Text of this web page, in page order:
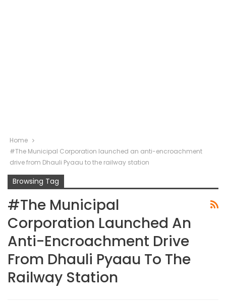
Home
#The Municipal Corporation launched an anti-encroachment
drive from Dhauli Pyaau to the railway station
Browsing Tag
#The Municipal
Corporation Launched An
Anti-Encroachment Drive
From Dhauli Pyaau To The
Railway Station